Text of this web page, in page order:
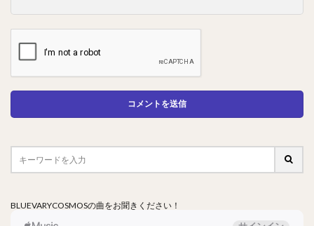
BLUEVARYCOSMOSの曲をお聞きください！